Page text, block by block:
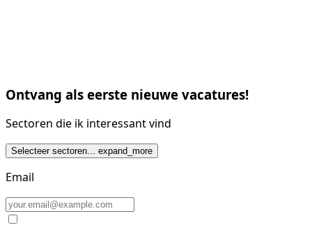
Ontvang als eerste nieuwe vacatures!
Sectoren die ik interessant vind
Selecteer sectoren... expand_more
Email